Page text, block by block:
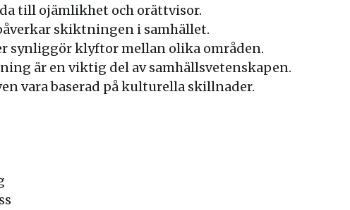
till ojämlikhet och orättvisor.
skiktningen i samhället.
synliggör klyftor mellan olika områden.
är en viktig del av samhällsvetenskapen.
vara baserad på kulturella skillnader.